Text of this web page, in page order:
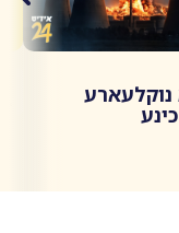
נוקלעארע